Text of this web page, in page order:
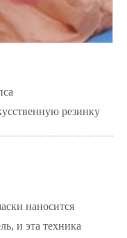
резинку
наносится
и эта техника